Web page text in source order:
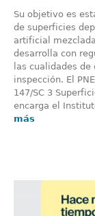
Su objetivo es
de superficies
artificial
desarrolla con
las cualidades
inspección. El
147/SC 3
encarga el
más